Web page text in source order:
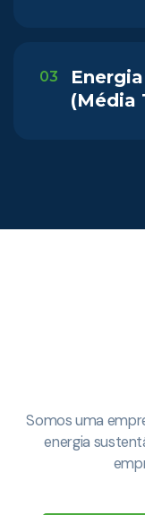
03
(Média
Somos uma
energia